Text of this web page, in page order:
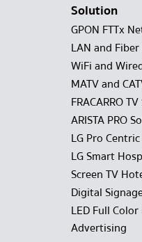
Solution
GPON FTTx
LAN and
WiFi and
MATV and
FRACARRO
ARISTA PRO
LG Pro
LG Smart
Screen TV
Digital
LED Full
Advertising